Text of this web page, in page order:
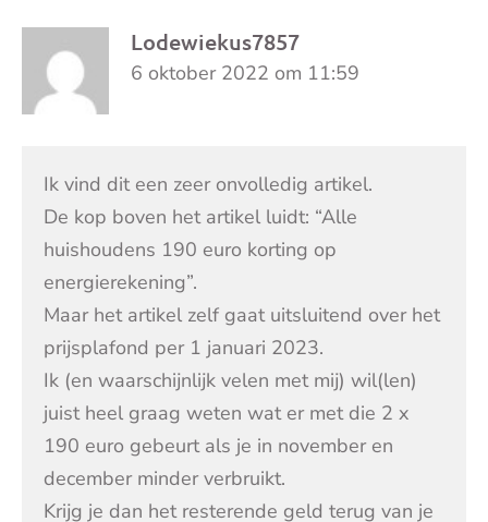
Lodewiekus7857
6 oktober 2022 om 11:59
Ik vind dit een zeer onvolledig artikel.
De kop boven het artikel luidt: “Alle
huishoudens 190 euro korting op
energierekening”.
Maar het artikel zelf gaat uitsluitend over het
prijsplafond per 1 januari 2023.
Ik (en waarschijnlijk velen met mij) wil(len)
juist heel graag weten wat er met die 2 x
190 euro gebeurt als je in november en
december minder verbruikt.
Krijg je dan het resterende geld terug van je